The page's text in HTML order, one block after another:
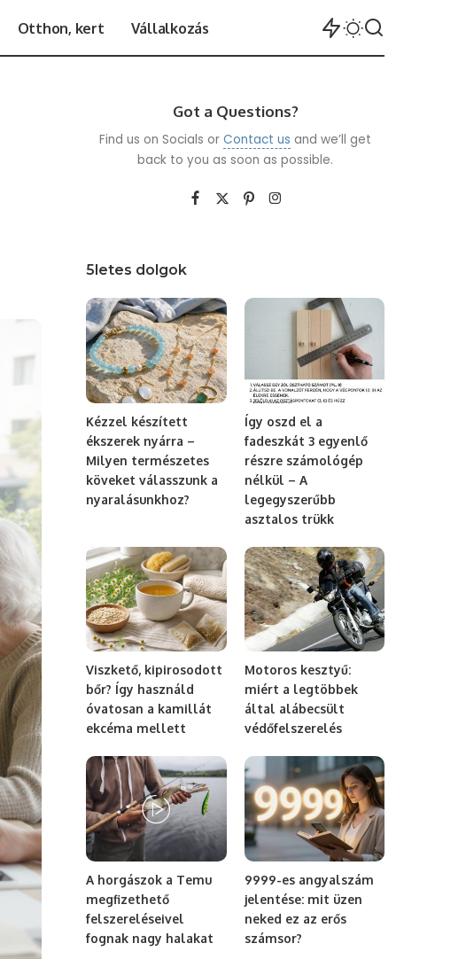
Otthon, kert Vállalkozás
Got a Questions?
Find us on Socials orContact us and we’ll get
back to you as soon as possible.
5letes dolgok
Kézzel készített
ékszerek nyárra –
Milyen természetes
köveket válasszunk a
nyaralásunkhoz?
Így oszd el a
fadeszkát 3 egyenlő
részre számológép
nélkül – A
legegyszerűbb
asztalos trükk
Viszkető, kipirosodott
bőr? Így használd
óvatosan a kamillát
ekcéma mellett
Motoros kesztyű:
miért a legtöbbek
által alábecsült
védőfelszerelés
A horgászok a Temu
megfizethető
felszereléseivel
fognak nagy halakat
9999-es angyalszám
jelentése: mit üzen
neked ez az erős
számsor?